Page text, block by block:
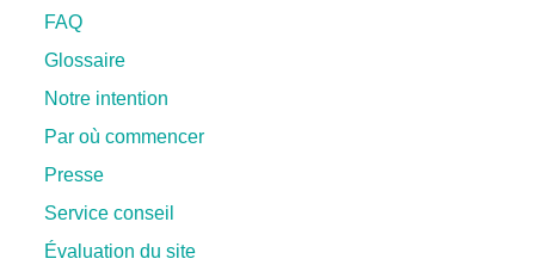
FAQ
Glossaire
Notre intention
Par où commencer
Presse
Service conseil
Évaluation du site